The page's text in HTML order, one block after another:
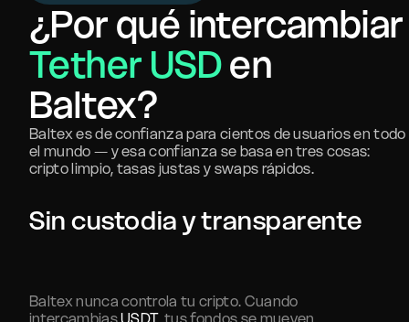
¿Por qué intercambiar
Tether USDen
Baltex?
Baltex es de confianza para cientos de usuarios en todo
el mundo — y esa confianza se basa en tres cosas:
cripto limpio, tasas justas y swaps rápidos.
Sin custodia y transparente
Baltex nunca controla tu cripto. Cuando
intercambiasUSDT, tus fondos se mueven